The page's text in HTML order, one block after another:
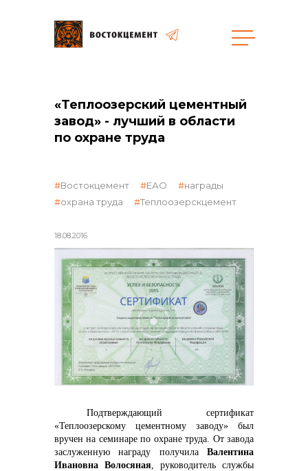
Закупки
общая информация
объявленные закупки
реализация неликвидов
контакты отдела закупок
Контакты
«Теплоозерский цементный
завод» - лучший в области
по охране труда
18.08.2016
Востокцемент ЕАО
награды
охрана труда
Теплоозерскцемент
Подтверждающий сертификат
«Теплоозерскому цементному заводу» был
вручен на семинаре по охране труда. От завода
заслуженную награду получила Валентина
Ивановна Волосяная, руководитель службы